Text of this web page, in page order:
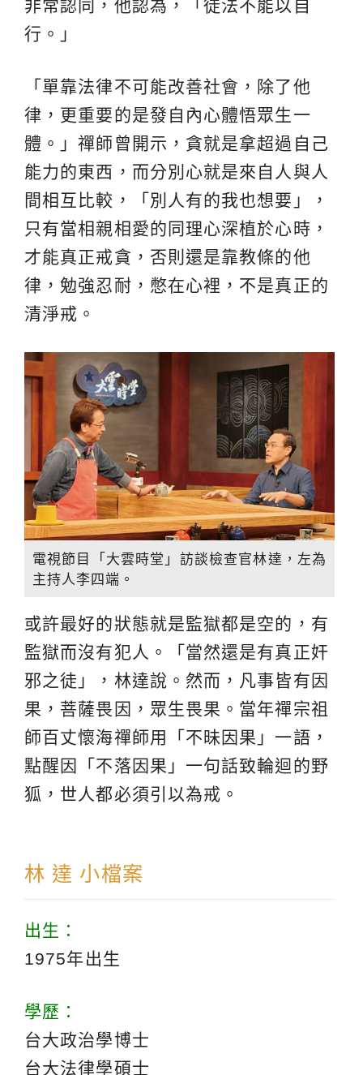
非常認同，他認為，「徒法不能以自
行。」
「單靠法律不可能改善社會，除了他
律，更重要的是發自內心體悟眾生一
體。」禪師曾開示，貪就是拿超過自己
能力的東西，而分別心就是來自人與人
間相互比較，「別人有的我也想要」，
只有當相親相愛的同理心深植於心時，
才能真正戒貪，否則還是靠教條的他
律，勉強忍耐，憋在心裡，不是真正的
清淨戒。
電視節目「大雲時堂」訪談檢查官林達，左為
主持人李四端。
或許最好的狀態就是監獄都是空的，有
監獄而沒有犯人。「當然還是有真正奸
邪之徒」，林達說。然而，凡事皆有因
果，菩薩畏因，眾生畏果。當年禪宗祖
師百丈懷海禪師用「不昧因果」一語，
點醒因「不落因果」一句話致輪迴的野
狐，世人都必須引以為戒。
林 達 小檔案
出生：
1975年出生
學歷：
台大政治學博士
台大法律學碩士